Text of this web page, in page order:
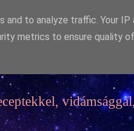
to analyze traffic. Your IP
metrics to ensure quality